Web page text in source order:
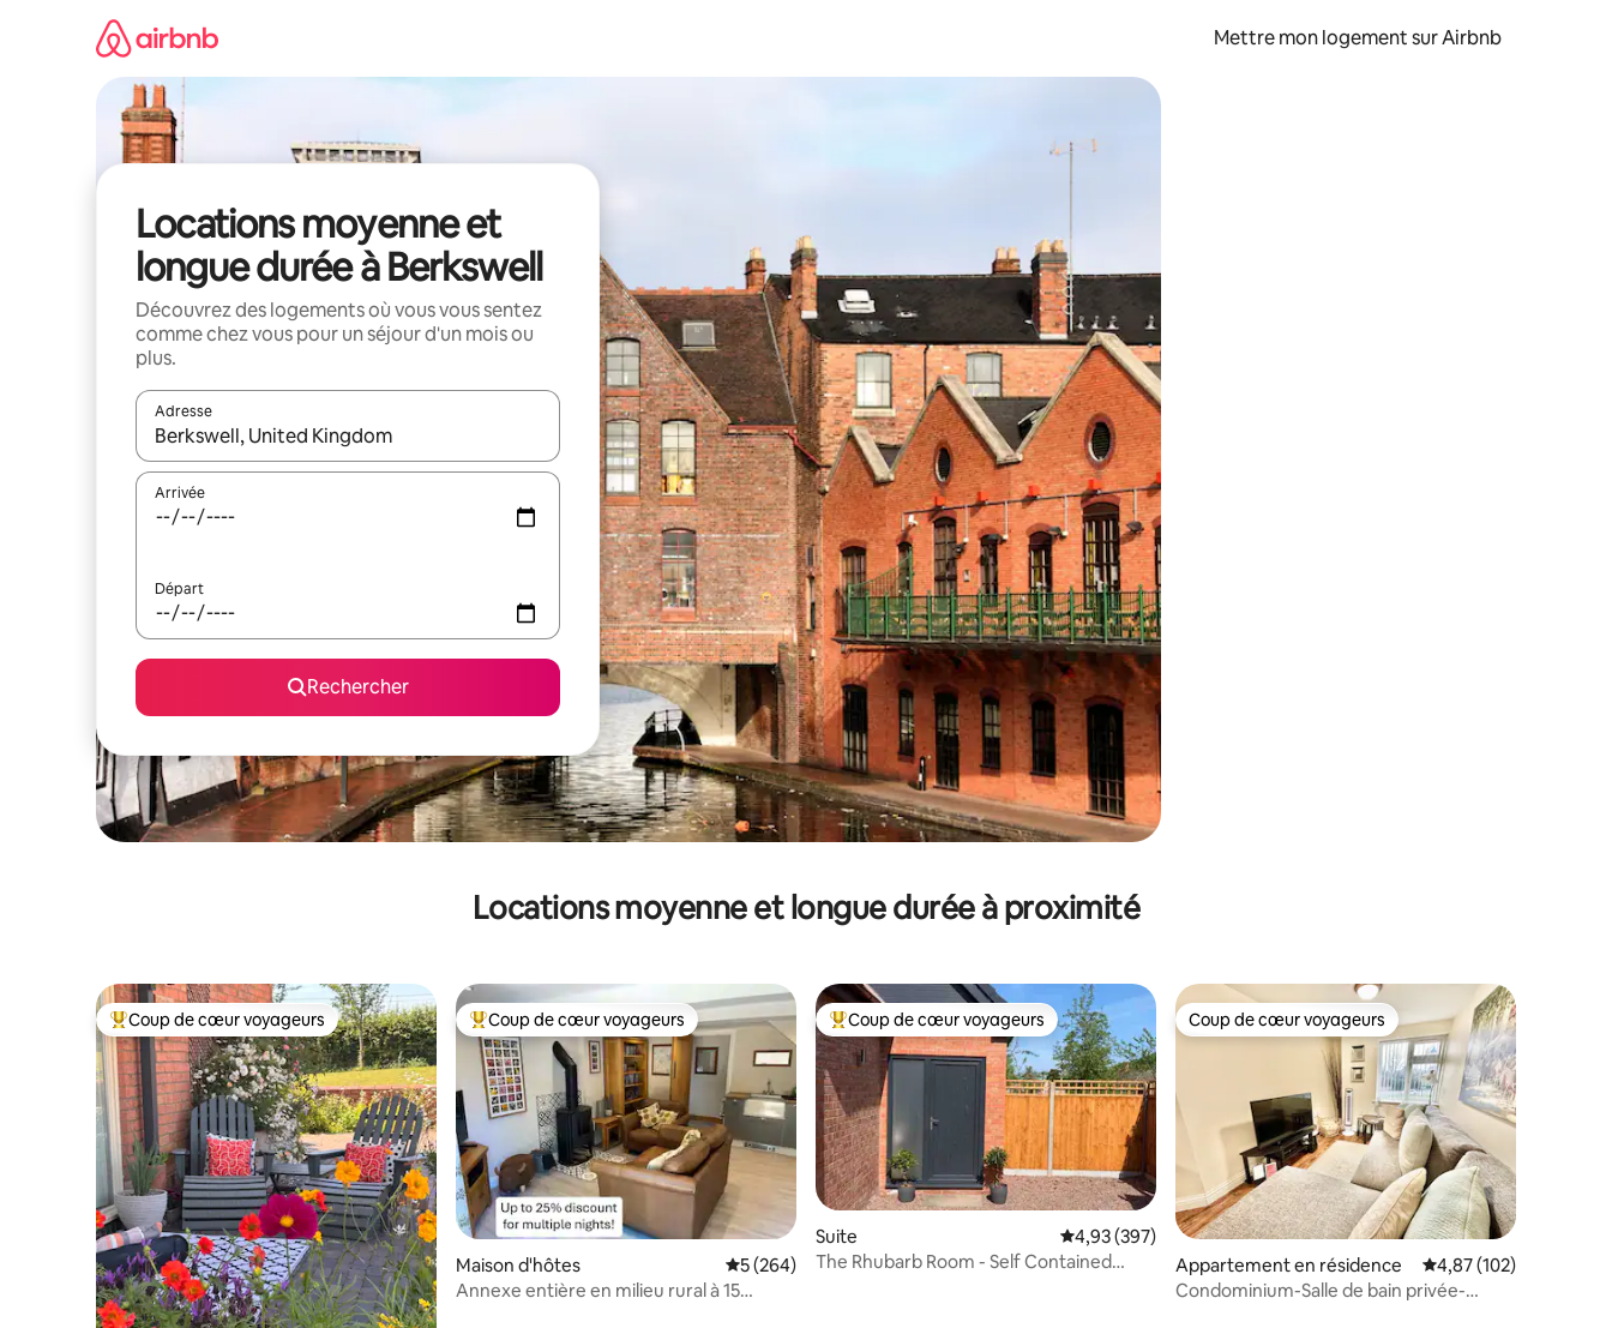
Mettre mon logement sur Airbnb
Locations moyenne et
longue durée à Berkswell
Découvrez des logements où vous vous sentez
comme chez vous pour un séjour d'un mois ou
plus.
Adresse
Lorsque les résultats s'affichent, utilisez les flèches vers le haut et vers le bas pour les parcourir ou en appuyant et en faisant glisser.
Arrivée
Départ
Rechercher
Locations moyenne et longue durée à proximité
Coups de cœur voyageurs les plus appréciés
Coup de cœur voyageurs Coups de cœur voyageurs les plus appréciés
Coup de cœur voyageurs
Maison d'hôtes Évaluation moyenne sur la base de 264 commentaires : 5 sur 5
5 (264)
Annexe entière en milieu rural à 15
Coups de cœur voyageurs les plus appréciés
Coup de cœur voyageurs
Suite Évaluation moyenne sur la base de 397 commentaires : 4,93 sur 5
4,93 (397)
The Rhubarb Room - Self Contained
Coup de cœur voyageurs
Coup de cœur voyageurs
Appartement en résidence Évaluation moyenne
4,87 (102)
Condominium-Salle de bain privée-